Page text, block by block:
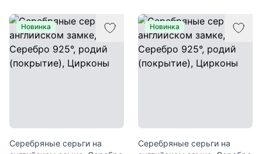
Новинка
Серебряные серьги на
Новинка
Серебряные серьги на